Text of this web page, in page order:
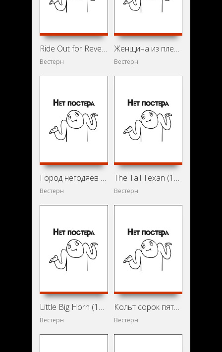
Ride Out for Revenge (1957)
Вестерн
Женщина из племени апачей (1955)
Вестерн
Город негодяев (1953)
Вестерн
The Tall Texan (1953)
Вестерн
Little Big Horn (1951)
Вестерн
Кольт сорок пятого калибра (1950)
Вестерн